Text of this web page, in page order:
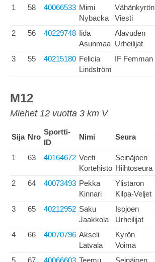
1 58 40066533 Mimi
Nybacka
Vähänkyrön
Viesti
2 56 40229748 Iida
Asunmaa
Alavuden
Urheilijat
3 55 40215180 Felicia
Lindström
IF Femman
M12
Miehet 12 vuotta 3 km V
Sija Nro
Sportti-
ID
Nimi Seura
1 63 40164672 Veeti
Kortehisto
Seinäjoen
Hiihtoseura
2 64 40073493 Pekka
Kinnari
Ylistaron
Kilpa-Veljet
3 65 40212952 Saku
Jaakkola
Isojoen
Urheilijat
4 66 40070796 Akseli
Latvala
Kyrön
Voima
5 67 40066603 Teemu
Seinäjoen